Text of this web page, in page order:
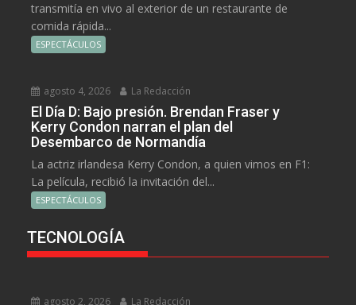
transmitía en vivo al exterior de un restaurante de
comida rápida...
ESPECTÁCULOS
agosto 4, 2026 La Redacción
El Día D: Bajo presión. Brendan Fraser y
Kerry Condon narran el plan del
Desembarco de Normandía
La actriz irlandesa Kerry Condon, a quien vimos en F1:
La película, recibió la invitación del...
ESPECTÁCULOS
TECNOLOGÍA
agosto 2, 2026 La Redacción